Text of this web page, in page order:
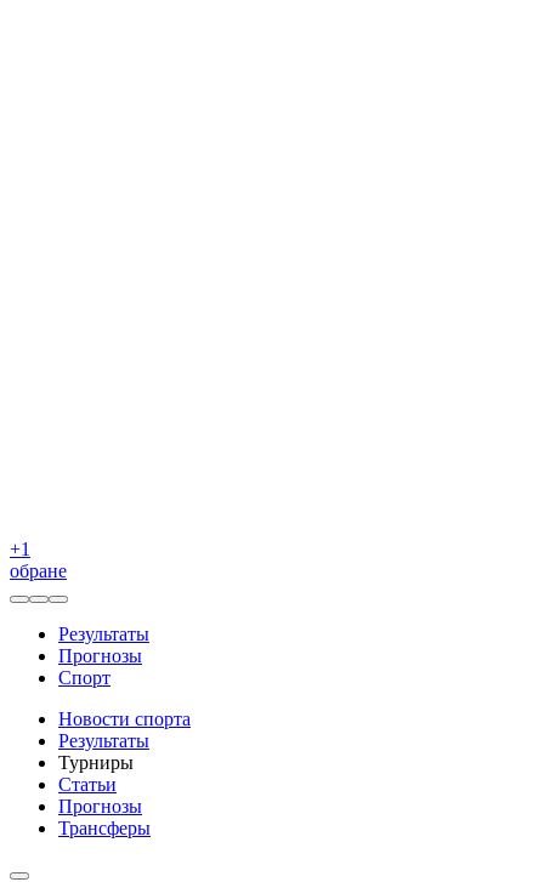
+1
обране
Результаты
Прогнозы
Спорт
Новости спорта
Результаты
Турниры
Статьи
Прогнозы
Трансферы